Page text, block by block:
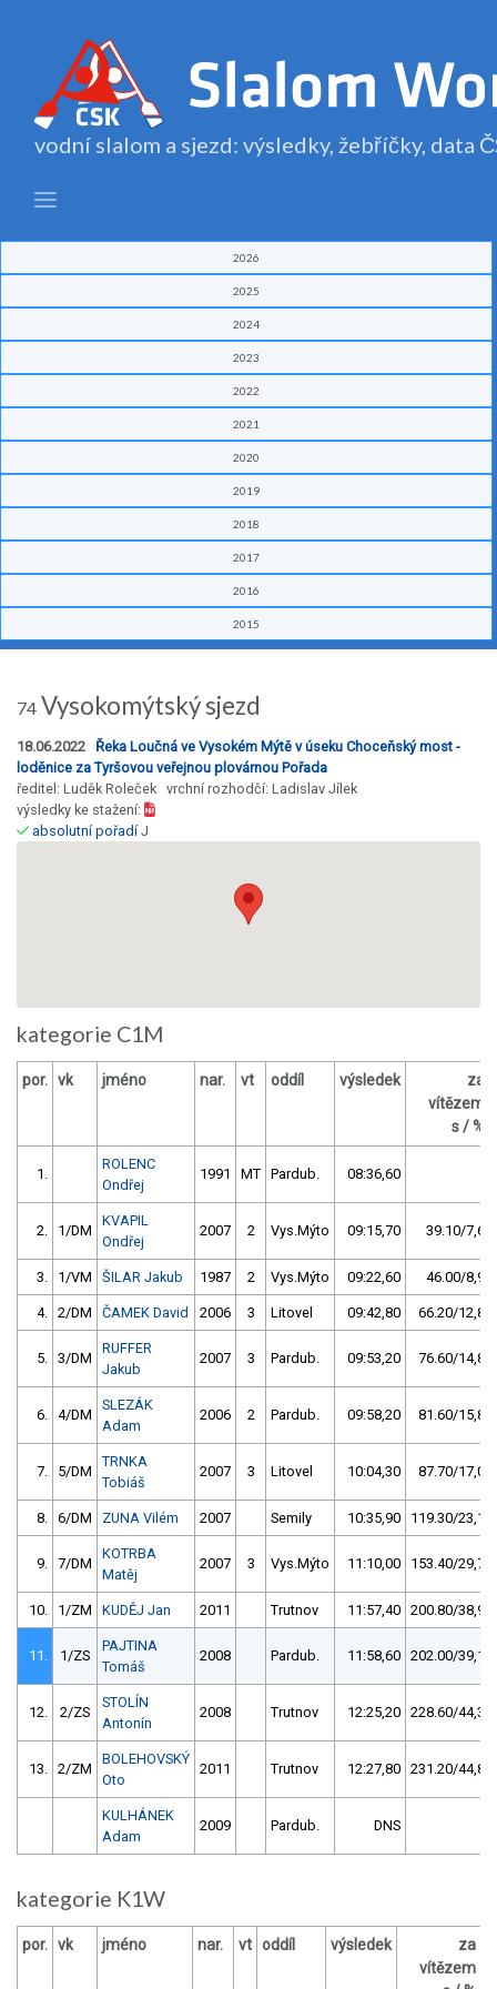
vodní slalom a sjezd: výsledky, žebříčky, data
2026
2025
2024
2023
2022
2021
2020
2019
2018
2017
2016
2015
74 Vysokomýtský sjezd
18.06.2022 Řeka Loučná ve Vysokém Mýtě v úseku Choceňský most -
loděnice za Tyršovou veřejnou plovárnou Pořada
ředitel: Luděk Roleček vrchní rozhodčí: Ladislav Jílek
výsledky ke stažení:
absolutní pořadíJ
kategorie C1M
por. vk jméno nar. vt oddíl výsledek
za
vítězem
s / %
1.
ROLENC
Ondřej
1991 MT Pardub. 08:36,60
2. 1/DM
KVAPIL
Ondřej
2007 2 Vys.Mýto 09:15,70 39.10/7,6
3. 1/VM ŠILAR Jakub 1987 2 Vys.Mýto 09:22,60 46.00/8,9
4. 2/DM ČAMEK David 2006 3 Litovel 09:42,80 66.20/12,8
5. 3/DM
RUFFER
Jakub
2007 3 Pardub. 09:53,20 76.60/14,8
6. 4/DM
SLEZÁK
Adam
2006 2 Pardub. 09:58,20 81.60/15,8
7. 5/DM
TRNKA
Tobiáš
2007 3 Litovel 10:04,30 87.70/17,0
8. 6/DM ZUNA Vilém 2007 Semily 10:35,90 119.30/23,1
9. 7/DM
KOTRBA
Matěj
2007 3 Vys.Mýto 11:10,00 153.40/29,7
10. 1/ZM KUDĚJ Jan 2011 Trutnov 11:57,40 200.80/38,9
11. 1/ZS
PAJTINA
Tomáš
2008 Pardub. 11:58,60 202.00/39,1
12. 2/ZS
STOLÍN
Antonín
2008 Trutnov 12:25,20 228.60/44,3
13. 2/ZM
BOLEHOVSKÝ
Oto
2011 Trutnov 12:27,80 231.20/44,8
KULHÁNEK
Adam
2009 Pardub. DNS
kategorie K1W
por. vk jméno nar. vt oddíl výsledek
za
vítězem